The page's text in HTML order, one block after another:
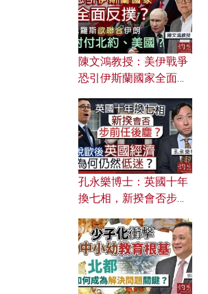
應用？
陳文鴻教授：美伊戰爭
恐引伊斯蘭國家全面反
對付北約美國？
孔永樂博士：英國十年
換七相，新揆會否步前
濟為何仍然低迷？